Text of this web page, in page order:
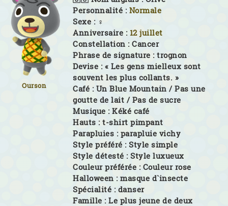
Ourson
Personnalité : Normale
Sexe : ♀
Anniversaire : 12 juillet
Constellation : Cancer
Phrase de signature : trognon
Devise : « Les gens mielleux sont
souvent les plus collants. »
Café : Un Blue Mountain / Pas une
goutte de lait / Pas de sucre
Musique : Kéké café
Hauts : t-shirt pimpant
Parapluies : parapluie vichy
Style préféré : Style simple
Style détesté : Style luxueux
Couleur préférée : Couleur rose
Halloween : masque d`insecte
Spécialité : danser
Famille : Le plus jeune de deux